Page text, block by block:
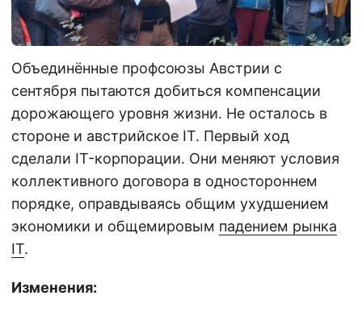
Объединённые профсоюзы Австрии с
сентября пытаются добиться компенсации
дорожающего уровня жизни. Не осталось в
стороне и австрийское IT. Первый ход
сделали IT-корпорации. Они меняют условия
коллективного договора в одностороннем
порядке, оправдываясь общим ухудшением
экономики и общемировым падением рынка
IT.
Изменения: